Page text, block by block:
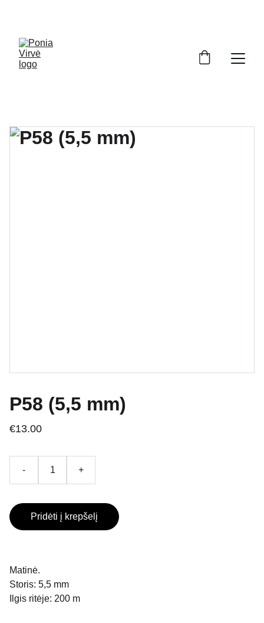
P58 (5,5 mm)
€13.00
- +
Pridėti į krepšelį
Matinė.
Storis: 5,5 mm
Ilgis ritėje: 200 m